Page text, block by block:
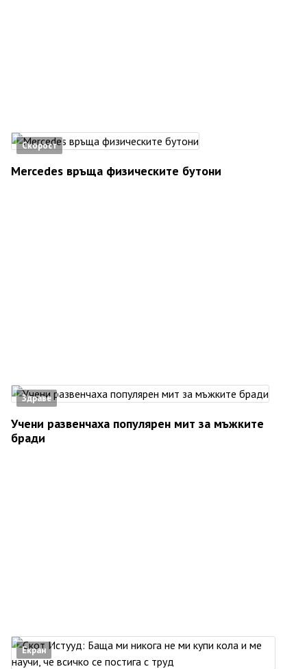
Скорост
Mercedes връща физическите бутони
Здраве
Учени развенчаха популярен мит за мъжките
бради
Екран